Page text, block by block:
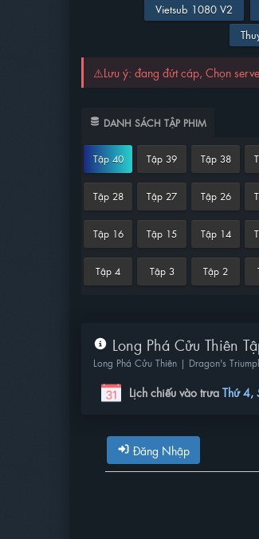
Vietsub 1080 V2
⚠️Lưu ý: đang đứt cáp, Chọn
DANH SÁCH TẬP PHIM
Tập 40 Tập 39 Tập 38
Tập 28 Tập 27 Tập 26
Tập 16 Tập 15 Tập 14
Tập 4 Tập 3 Tập 2
Long Phá Cửu Thiên
Long Phá Cửu Thiên | Dragon's
Lịch chiếu vào trưa Thứ 4,
Đăng Nhập